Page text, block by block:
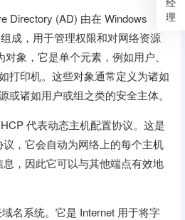
Directory (AD) 由在 Windows
成，用于管理权限和对网络资源
象，它是单个元素，例如用户、
打印机。这些对象通常定义为诸如
或诸如用户或组之类的安全主体。
代表动态主机配置协议。这是
，它会自动为网络上的每个主机
，因此它可以与其他端点有效地
名系统。它是 Internet 用于将字
理